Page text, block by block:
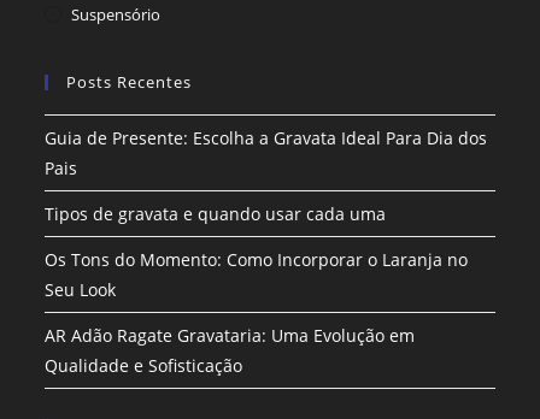
Suspensório
Posts Recentes
Guia de Presente: Escolha a Gravata Ideal Para Dia dos
Pais
Tipos de gravata e quando usar cada uma
Os Tons do Momento: Como Incorporar o Laranja no
Seu Look
AR Adão Ragate Gravataria: Uma Evolução em
Qualidade e Sofisticação